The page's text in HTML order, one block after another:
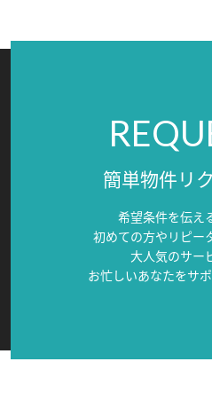
簡単物件リ
希望条件を伝え
初めての方やリピー
大人気のサー
お忙しいあなたをサポ